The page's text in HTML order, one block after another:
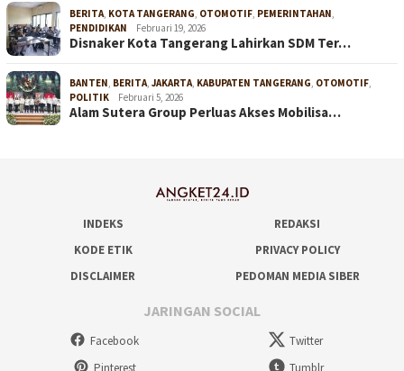
BERITA, KOTA TANGERANG, OTOMOTIF, PEMERINTAHAN,
PENDIDIKAN
Februari 19, 2026
Disnaker Kota Tangerang Lahirkan SDM Ter…
BANTEN, BERITA, JAKARTA, KABUPATEN TANGERANG, OTOMOTIF,
POLITIK
Februari 5, 2026
Alam Sutera Group Perluas Akses Mobilisa…
INDEKS
REDAKSI
KODE ETIK
PRIVACY POLICY
DISCLAIMER
PEDOMAN MEDIA SIBER
JARINGAN SOCIAL
Facebook
Twitter
Pinterest
Tumblr